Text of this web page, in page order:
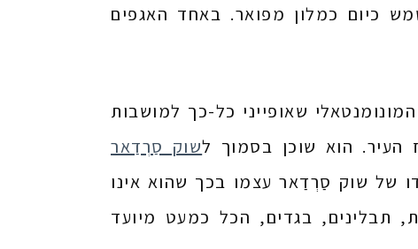
כיום כמלון מפואר. באחד האגפים
שאופייני כל-כך למושבות
העיר. הוא שוכן בסמוך לשוק סַרְדַאר
של שוק סַרְדַאר עצמו בכך שהוא אינו
תבלינים, בגדים, הכל כמעט מיועד